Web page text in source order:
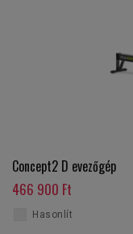
Concept2 D evezőgép
466 900 Ft
Hasonlít